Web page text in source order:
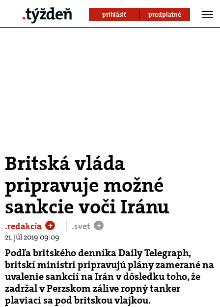
prihlásiť predplatné
Britská vláda
pripravuje možné
sankcie voči Iránu
.redakcia + .svet +
21. júl 2019 09:09
Podľa britského denníka Daily Telegraph,
britskí ministri pripravujú plány zamerané na
uvalenie sankcií na Irán v dôsledku toho, že
zadržal v Perzskom zálive ropný tanker
plaviaci sa pod britskou vlajkou.